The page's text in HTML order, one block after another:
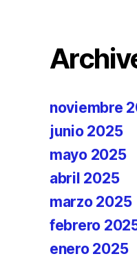
noviembre
junio 2025
mayo 2025
abril 2025
marzo 2025
febrero
enero 2025